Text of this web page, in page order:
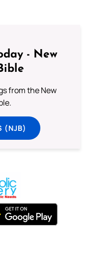
- New
from the New
(NJB)